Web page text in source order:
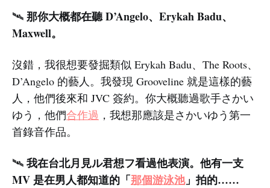
🛰️ 那你大概都在聽 D’Angelo、Erykah Badu、
Maxwell。
沒錯，我很想要發掘類似 Erykah Badu、The Roots、
D’Angelo 的藝人。我發現 Grooveline 就是這樣的藝
人，他們後來和 JVC 簽約。你大概聽過歌手さかい
ゆう，他們合作過 ，我想那應該是さかいゆう第一
首錄音作品。
🛰️ 我在台北月見ル君想フ看過他表演。他有一支
MV 是在男人都知道的「那個游泳池」拍的……